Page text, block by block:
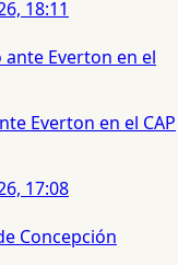
18:11
Everton en el CAP
17:08